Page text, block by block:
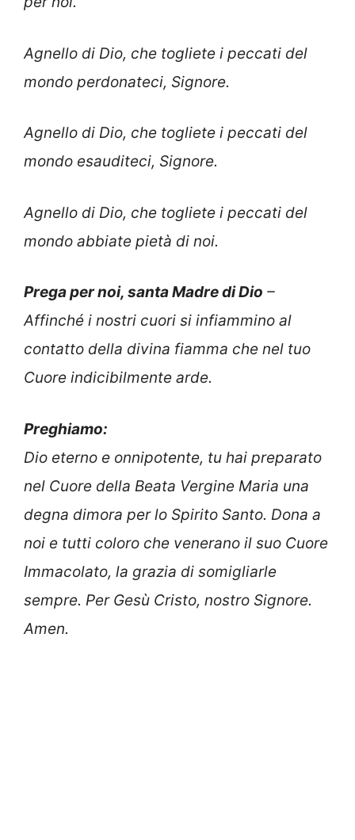
Agnello di Dio, che togliete i peccati del
mondo perdonateci, Signore.
Agnello di Dio, che togliete i peccati del
mondo esauditeci, Signore.
Agnello di Dio, che togliete i peccati del
mondo abbiate pietà di noi.
Prega per noi, santa Madre di Dio –
Affinché i nostri cuori si infiammino al
contatto della divina fiamma che nel tuo
Cuore indicibilmente arde.
Preghiamo:
Dio eterno e onnipotente, tu hai preparato
nel Cuore della Beata Vergine Maria una
degna dimora per lo Spirito Santo. Dona a
noi e tutti coloro che venerano il suo Cuore
Immacolato, la grazia di somigliarle
sempre. Per Gesù Cristo, nostro Signore.
Amen.